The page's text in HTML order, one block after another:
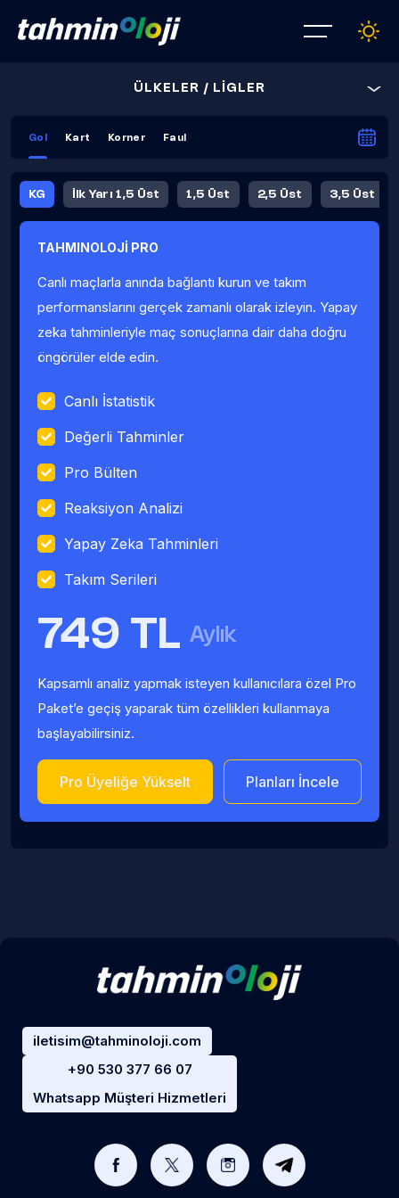
ÜLKELER / LİGLER
Gol Kart Korner Faul
KG İlk Yarı 1,5 Üst 1,5 Üst 2,5 Üst 3,5 Üst
Fauller Ortalama
TAHMINOLOJİ PRO
Canlı maçlarla anında bağlantı kurun ve takım
performanslarını gerçek zamanlı olarak izleyin. Yapay
zeka tahminleriyle maç sonuçlarına dair daha doğru
öngörüler elde edin.
Canlı İstatistik
Değerli Tahminler
Pro Bülten
Reaksiyon Analizi
Yapay Zeka Tahminleri
Takım Serileri
749 TL Aylık
Kapsamlı analiz yapmak isteyen kullanıcılara özel Pro
Paket’e geçiş yaparak tüm özellikleri kullanmaya
başlayabilirsiniz.
Pro Üyeliğe Yükselt Planları İncele
iletisim@tahminoloji.com
+90 530 377 66 07
Whatsapp Müşteri Hizmetleri